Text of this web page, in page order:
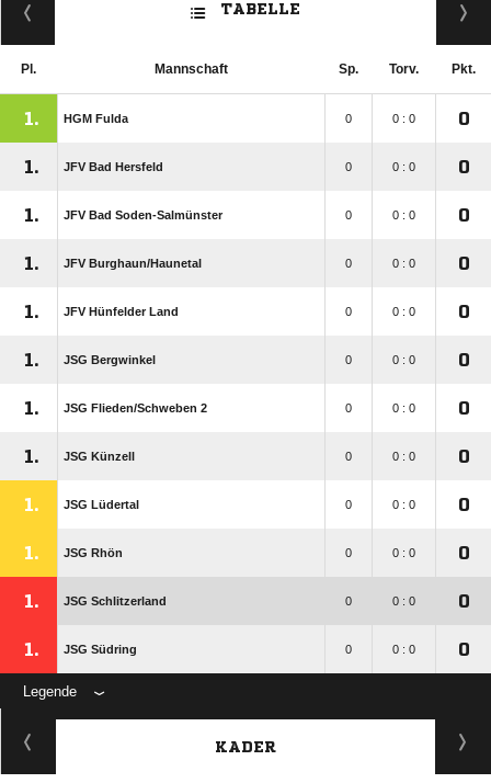
TABELLE
Pl. Mannschaft Sp. Torv. Pkt.
1. HGM Fulda 0 0 : 0 0
1. JFV Bad Hersfeld 0 0 : 0 0
1. JFV Bad Soden-Salmünster 0 0 : 0 0
1. JFV Burghaun/​Haunetal 0 0 : 0 0
1. JFV Hünfelder Land 0 0 : 0 0
1. JSG Bergwinkel 0 0 : 0 0
1. JSG Flieden/​Schweben 2 0 0 : 0 0
1. JSG Künzell 0 0 : 0 0
1. JSG Lüdertal 0 0 : 0 0
1. JSG Rhön 0 0 : 0 0
1. JSG Schlitzerland 0 0 : 0 0
1. JSG Südring 0 0 : 0 0
Legende
KADER